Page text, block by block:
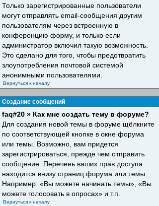
Только зарегистрированные пользователи
могут отправлять email-сообщения другим
пользователям через встроенную в
конференцию форму, и только если
администратор включил такую возможность.
Это сделано для того, чтобы предотвратить
злоупотребления почтовой системой
анонимными пользователями.
Вернуться к началу
Создание сообщений
faq#20 » Как мне создать тему в форуме?
Для создания новой темы в форуме щёлкните
по соответствующей кнопке в окне форума
или темы. Возможно, вам придется
зарегистрироваться, прежде чем отправить
сообщение. Перечень ваших прав доступа
находится внизу страниц форума или темы.
Например: «Вы можете начинать темы», «Вы
можете голосовать в опросах» и т.п.
Вернуться к началу